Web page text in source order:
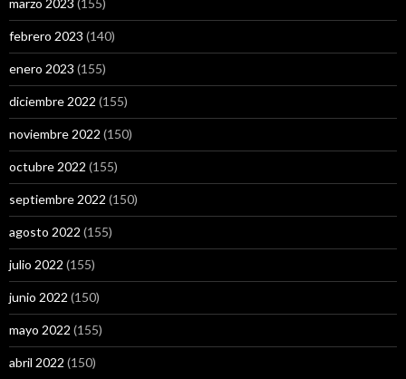
marzo 2023 (155)
febrero 2023 (140)
enero 2023 (155)
diciembre 2022 (155)
noviembre 2022 (150)
octubre 2022 (155)
septiembre 2022 (150)
agosto 2022 (155)
julio 2022 (155)
junio 2022 (150)
mayo 2022 (155)
abril 2022 (150)